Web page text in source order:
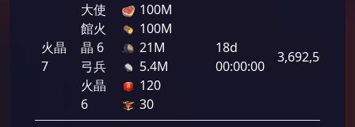
火晶
7
大使
館火
晶 6
弓兵
火晶
6
100M
100M
21M
5.4M
120
30
18d
00:00:00
3,692,500